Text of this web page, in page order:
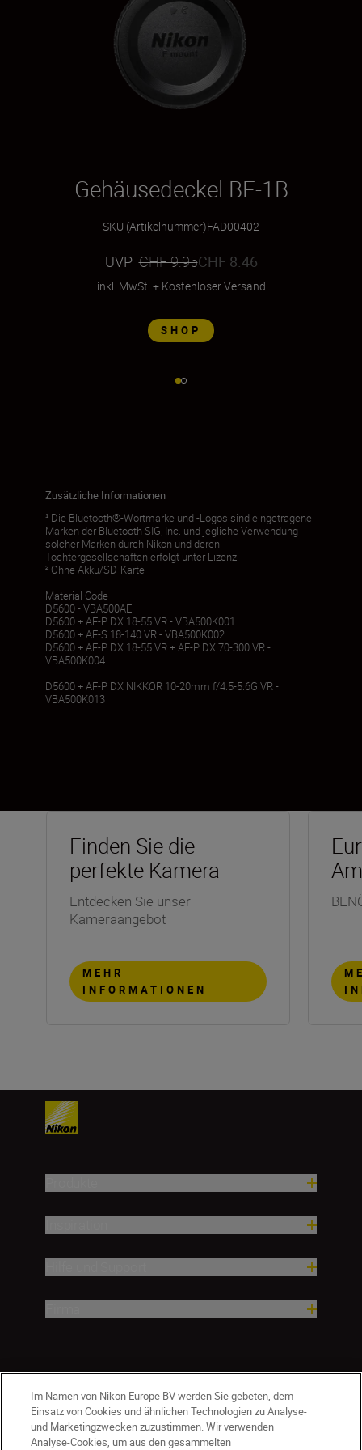
Gehäusedeckel BF-1B
SKU (Artikelnummer)FAD00402
UVP CHF 9.95CHF 8.46
inkl. MwSt. + Kostenloser Versand
SHOP
Zusätzliche Informationen
¹ Die Bluetooth®-Wortmarke und -Logos sind eingetragene
Marken der Bluetooth SIG, Inc. und jegliche Verwendung
solcher Marken durch Nikon und deren
Tochtergesellschaften erfolgt unter Lizenz.
² Ohne Akku/SD-Karte
Material Code
D5600 - VBA500AE
D5600 + AF-P DX 18-55 VR - VBA500K001
D5600 + AF-S 18-140 VR - VBA500K002
D5600 + AF-P DX 18-55 VR + AF-P DX 70-300 VR -
VBA500K004
D5600 + AF-P DX NIKKOR 10-20mm f/4.5-5.6G VR -
VBA500K013
Finden Sie die
perfekte Kamera
Entdecken Sie unser
Kameraangebot
MEHR
INFORMATIONEN
Im Namen von Nikon Europe BV werden Sie gebeten, dem
Einsatz von Cookies und ähnlichen Technologien zu Analyse-
und Marketingzwecken zuzustimmen. Wir verwenden
Analyse-Cookies, um aus den gesammelten